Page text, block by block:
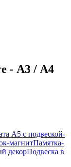
- А3 / А4
А5 с подвеской-
магнитПамятка-
декорПодвеска в